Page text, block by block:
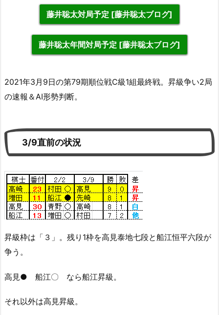
藤井聡太対局予定 [藤井聡太ブログ]
藤井聡太年間対局予定 [藤井聡太ブログ]
2021年3月9日の第79期順位戦C級1組最終戦。昇級争い2局
の速報＆AI形勢判断。
3/9直前の状況
昇級枠は「３」。残り1枠を高見泰地七段と船江恒平六段が
争う。
高見● 船江〇 なら船江昇級。
それ以外は高見昇級。